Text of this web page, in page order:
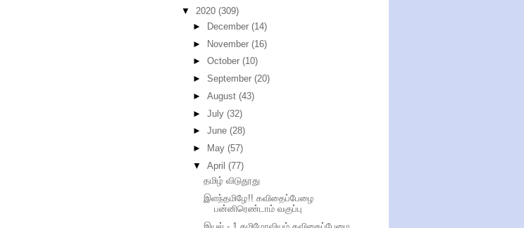
▼ 2020 (309)
►
December (14)
► November (16)
► October (10)
► September (20)
► August (43)
► July (32)
► June (28)
►
May (57)
▼ April (77)
தமிழ் விடுதூது
இளந்தமிழே!! கவிதைப்பேழை
பன்னிரெண்டாம் வகுப்பு